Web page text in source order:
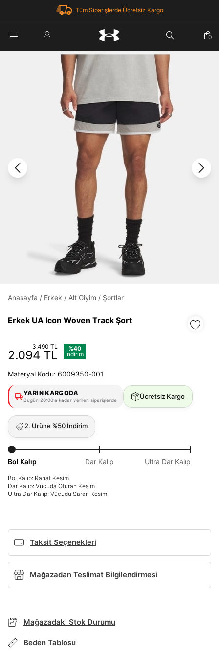
Tüm Siparişlerde Ücretsiz Kargo
E-posta Adresi *
Under Armour'da yeni misiniz? Kayıt Ol
Üye Olmadan Devam Et
0
Anasayfa / Erkek / Alt Giyim / Şortlar
Erkek UA Icon Woven Track Şort
3.490 TL
2.094 TL
%40
indirim
Materyal Kodu: 6009350-001
YARIN KARGODA
Bugün 20:00'a kadar verilen siparişlerde Ücretsiz Kargo
2. Ürüne %50 İndirim
Bol Kalıp Dar Kalıp Ultra Dar Kalıp
Bol Kalıp: Rahat Kesim
Dar Kalıp: Vücuda Oturan Kesim
Ultra Dar Kalıp: Vücudu Saran Kesim
Taksit Seçenekleri
Banka
Mağazadan Teslimat Bilgilendirmesi
Mağazadaki Stok Durumu
Beden Tablosu
Mağazada Bul
BEDEN TABLOSU
Term Of Use
Siparişinizin durumu hakkında bilgi alabilmek için
Parola Yenileme
E-posta adresi
Parolayı Yenile
Giriş Sayfasına Dön
Zaten hesabın var mı? Giriş yap
Daha hızlı ödeme. Hızlı sipariş takibi.
Kolay iade ve değişim.
Giriş Yap
E-posta
göster
Beni Hatırla
Giriş Yap
Ad*
Telefon Numarası*
Şifre*